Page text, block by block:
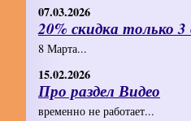
07.03.2026
20% скидка только
8 Марта...
15.02.2026
Про раздел Видео
временно не работает...